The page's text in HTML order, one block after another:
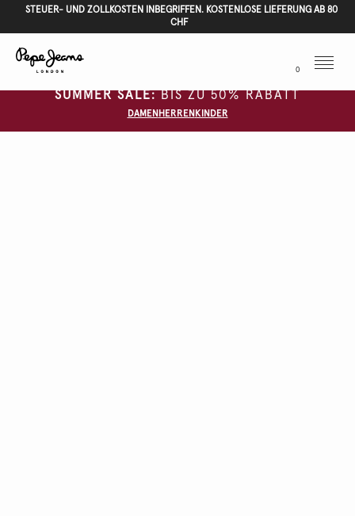
STEUER- UND ZOLLKOSTEN INBEGRIFFEN. KOSTENLOSE LIEFERUNG AB 80
CHF
0
Menu
SUMMER SALE:BIS ZU 50% RABATT
DAMEN HERREN KINDER